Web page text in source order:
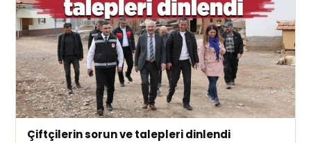
Çiftçilerin sorun ve talepleri dinlendi